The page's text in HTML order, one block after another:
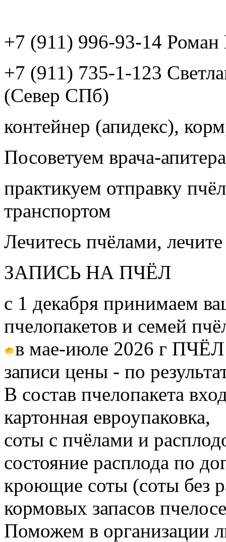
+7 (911) 996-93-14
+7 (911) 735-1-123
(Север СПб)
контейнер (апидекс),
Посоветуем врача-
практикуем отправку
транспортом
Лечитесь пчёлами,
ЗАПИСЬ НА ПЧЁЛ
с 1 декабря принимаем
пчелопакетов и семей
в мае-июле 2026 г
записи цены - по
В состав пчелопакета
картонная евроупаковка,
соты с пчёлами и
состояние расплода по
кроющие соты (соты без
кормовых запасов
Поможем в организации